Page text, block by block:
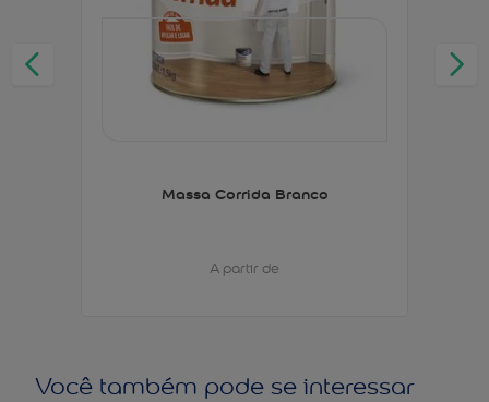
Massa Corrida Branco
A partir de
Você também pode se interessar